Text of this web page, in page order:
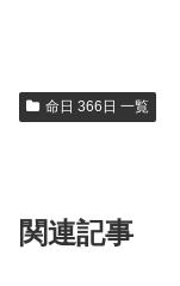
命日 366日 一覧
関連記事